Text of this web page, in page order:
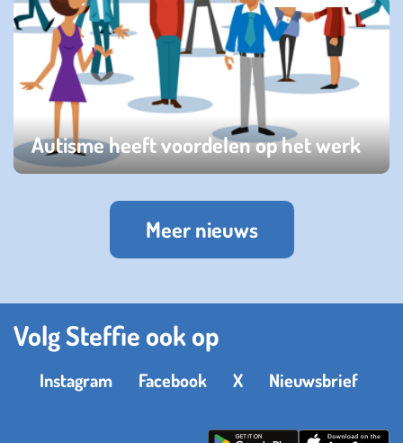
Autisme heeft voordelen op het werk
Meer nieuws
Volg Steffie ook op
Instagram Facebook X Nieuwsbrief